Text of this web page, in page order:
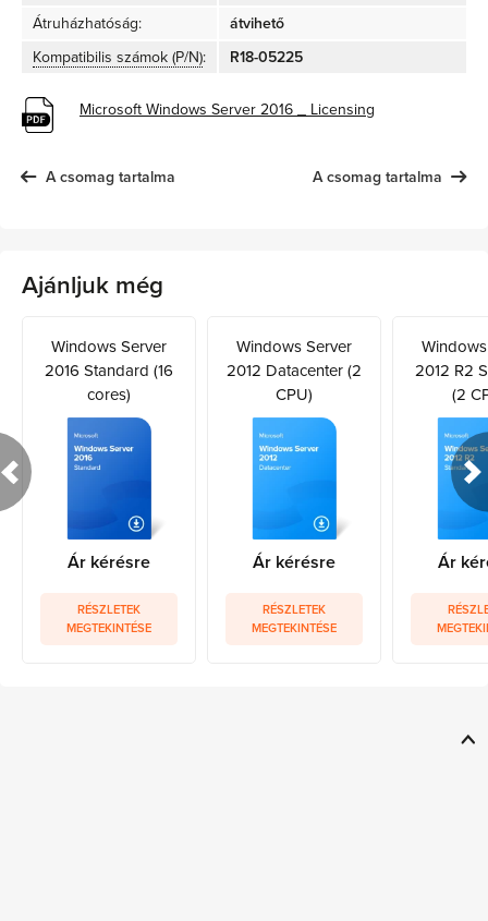
Átruházhatóság:
átvihető
Kompatibilis számok (P/N): R18-05225
Microsoft Windows Server 2016 _ Licensing
A csomag tartalma A csomag tartalma
Ajánljuk még
Windows Server
2016 Standard (16
cores)
Ár kérésre
RÉSZLETEK
MEGTEKINTÉSE
Windows Server
2012 Datacenter (2
CPU)
Ár kérésre
RÉSZLETEK
MEGTEKINTÉSE
2012 R2
(2
Ár